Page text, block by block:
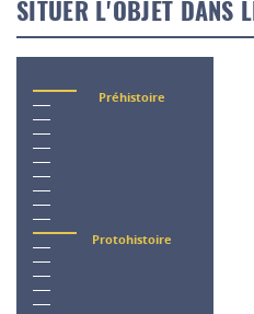
SITUER L'OBJET DANS
Préhistoire
Protohistoire